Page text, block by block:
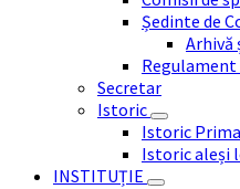
Ședinte de
Arhivă
Secretar
Istoric
Istoric
Istoric aleși
INSTITUȚIE